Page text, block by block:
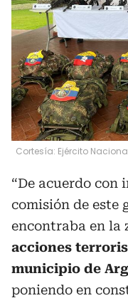
Cortesía: Ejército
“De acuerdo
comisión de este
encontraba en la
acciones
municipio de
poniendo en